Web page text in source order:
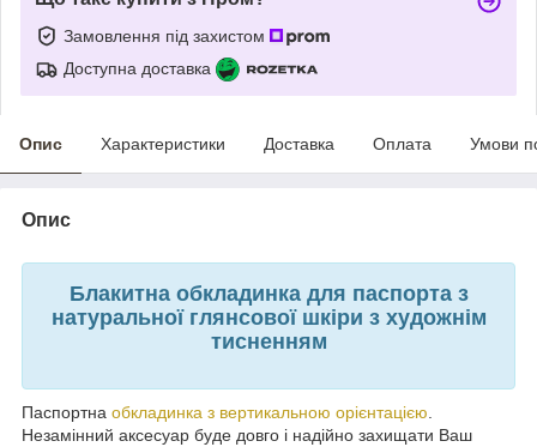
Замовлення під захистом
Доступна доставка
Опис Характеристики Доставка Оплата Умови
Опис
Блакитна обкладинка для паспорта з
натуральної глянсової шкіри з художнім
тисненням
Паспортна обкладинка з вертикальною орієнтацією.
Незамінний аксесуар буде довго і надійно захищати Ваш